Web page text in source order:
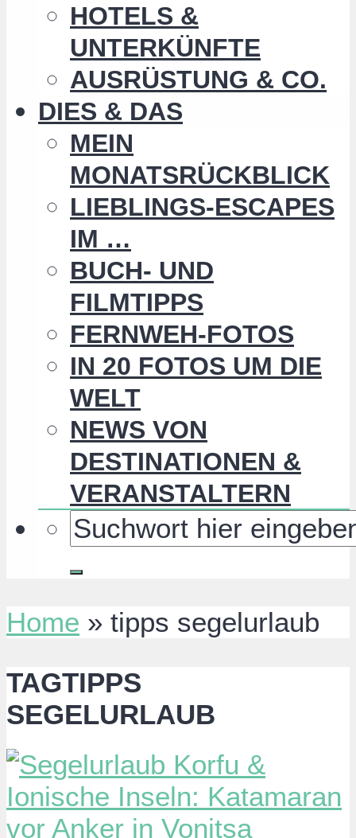
HOTELS &
UNTERKÜNFTE
AUSRÜSTUNG & CO.
DIES & DAS
MEIN
MONATSRÜCKBLICK
LIEBLINGS-ESCAPES
IM …
BUCH- UND
FILMTIPPS
FERNWEH-FOTOS
IN 20 FOTOS UM DIE
WELT
NEWS VON
DESTINATIONEN &
VERANSTALTERN
Home » tipps segelurlaub
TAGTIPPS
SEGELURLAUB